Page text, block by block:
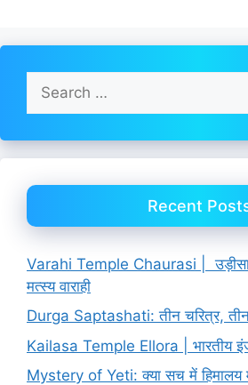
for:
Recent
Varahi Temple Chaurasi | उड़ीसा
मत्स्य वाराही
Durga Saptashati: तीन चरित्र, तीन
Kailasa Temple Ellora | भारतीय
Mystery of Yeti: क्या सच में हिमालय